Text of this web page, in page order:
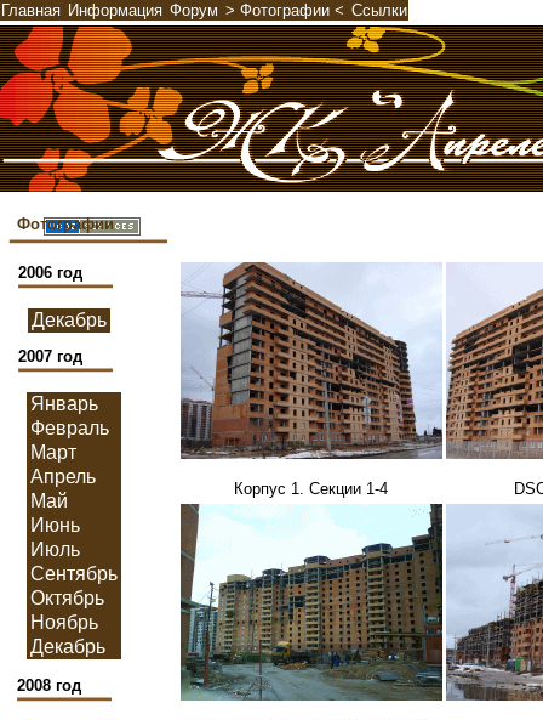
Корпус 1. Секции 1-4